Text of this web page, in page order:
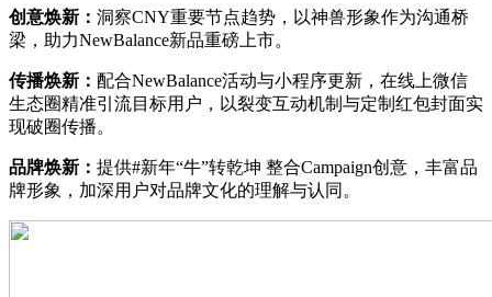
创意焕新： 洞察CNY重要节点趋势，以神兽形象作为沟通桥
梁，助力NewBalance新品重磅上市。
传播焕新： 配合NewBalance活动与小程序更新，在线上微信
生态圈精准引流目标用户，以裂变互动机制与定制红包封面实
现破圈传播。
品牌焕新： 提供#新年“牛”转乾坤 整合Campaign创意，丰富品
牌形象，加深用户对品牌文化的理解与认同。